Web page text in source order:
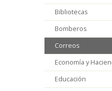
Bibliotecas
Bomberos
Correos
Economía y
Educación